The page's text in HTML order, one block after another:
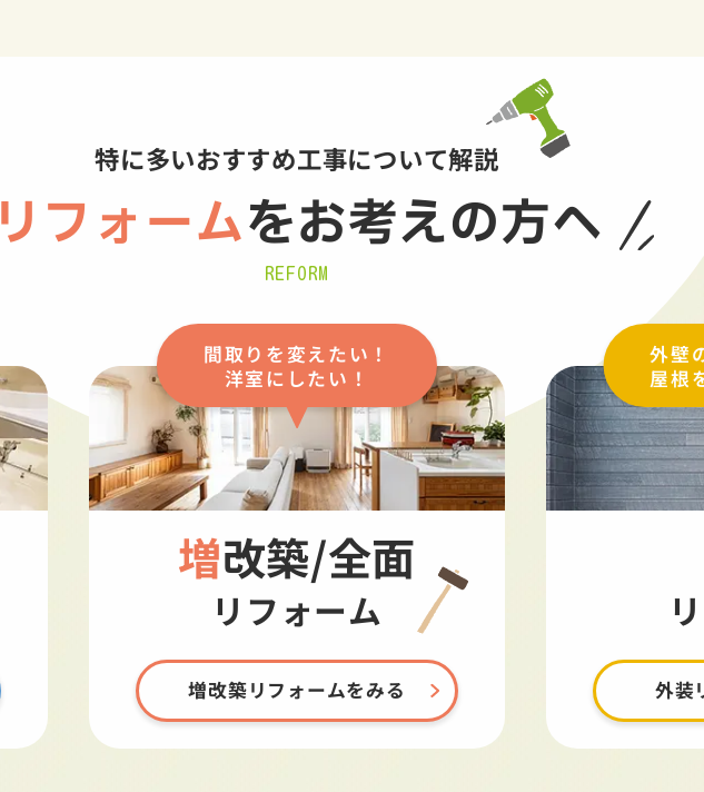
特に多いおすすめ工事について解説
リフォームをお考えの方へ
REFORM
間取りを変えたい！
洋室にしたい！
増改築/全面
リフォーム
増改築リフォームをみる
外壁
屋根
外装